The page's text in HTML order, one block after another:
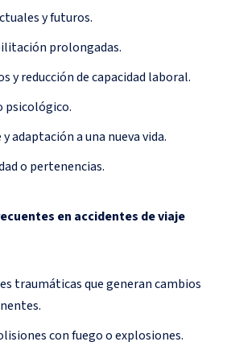
y futuros.
prolongadas.
y reducción de capacidad laboral.
psicológico.
adaptación a una nueva vida.
o pertenencias.
en accidentes de viaje
traumáticas que generan cambios
con fuego o explosiones.